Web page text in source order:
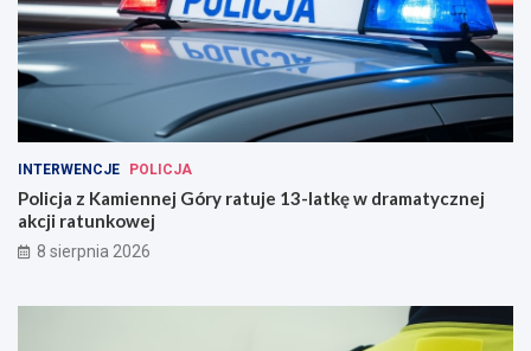
INTERWENCJE POLICJA
Policja z Kamiennej Góry ratuje 13-latkę w dramatycznej
akcji ratunkowej
8 sierpnia 2026